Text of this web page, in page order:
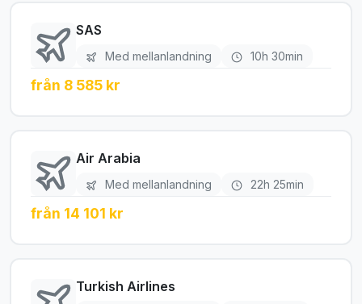
SAS
Med mellanlandning 10h 30min
från 8 585 kr
Air Arabia
Med mellanlandning 22h 25min
från 14 101 kr
Turkish Airlines